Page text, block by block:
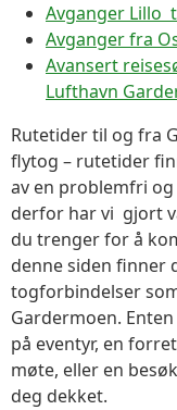
Avganger Lillo
Avganger fra
Avansert
Lufthavn
Rutetider til og fra
flytog – rutetider
av en problemfri
derfor har vi gjort
du trenger for å
denne siden finner
togforbindelser
Gardermoen.
på eventyr, en
møte, eller en
deg dekket.